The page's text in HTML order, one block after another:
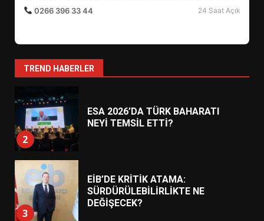
0266 396 33 44
24 Saat Açık
TREND HABERLER
1
HAREKETE GEÇİYOR: GÖZLER
2
ESA 2026’DA TÜRK BAHARATI
NEYİ TEMSİL ETTİ?
3
EİB’DE KRİTİK ATAMA:
SÜRDÜRÜLEBİLİRLİKTE NE
DEĞİŞECEK?